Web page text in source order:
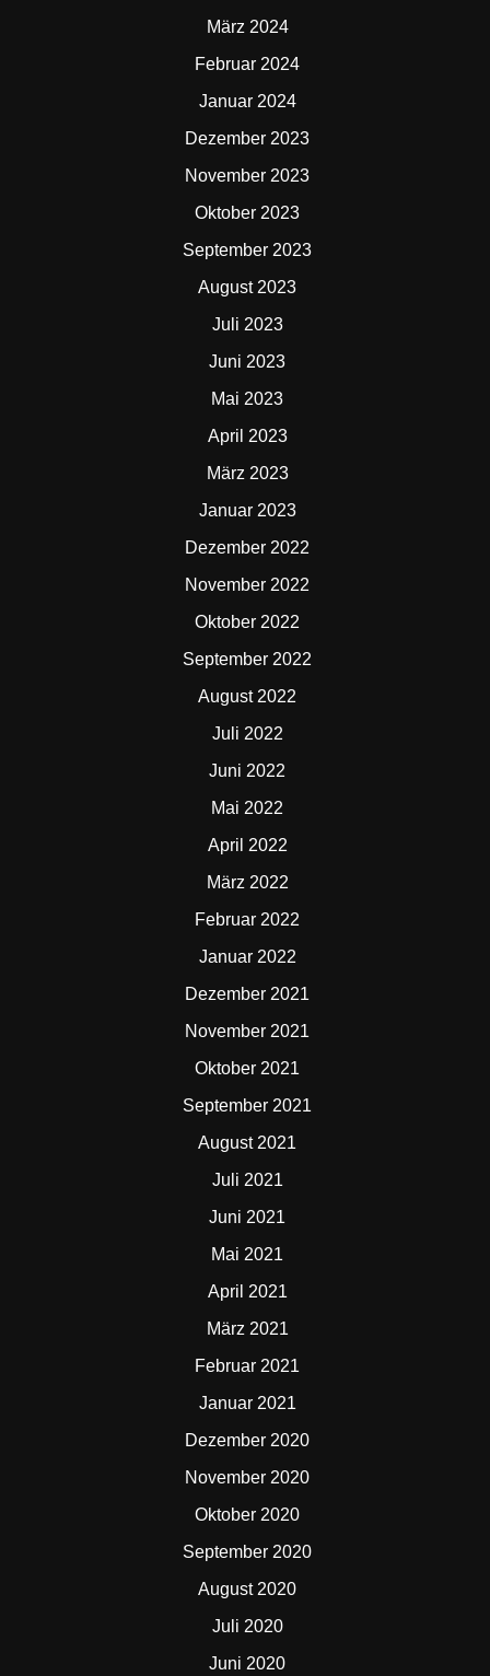
März 2024
Februar 2024
Januar 2024
Dezember 2023
November 2023
Oktober 2023
September 2023
August 2023
Juli 2023
Juni 2023
Mai 2023
April 2023
März 2023
Januar 2023
Dezember 2022
November 2022
Oktober 2022
September 2022
August 2022
Juli 2022
Juni 2022
Mai 2022
April 2022
März 2022
Februar 2022
Januar 2022
Dezember 2021
November 2021
Oktober 2021
September 2021
August 2021
Juli 2021
Juni 2021
Mai 2021
April 2021
März 2021
Februar 2021
Januar 2021
Dezember 2020
November 2020
Oktober 2020
September 2020
August 2020
Juli 2020
Juni 2020